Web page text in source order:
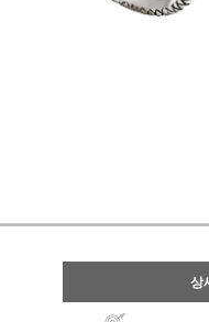
상